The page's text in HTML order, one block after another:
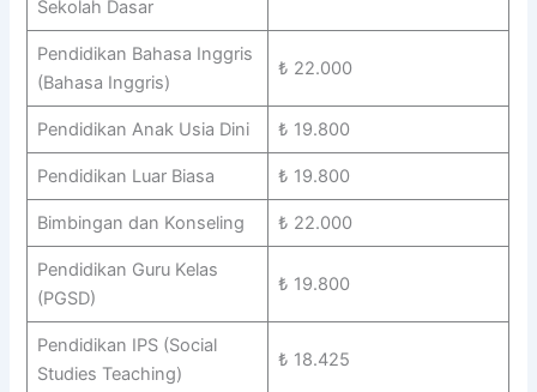
Sekolah Dasar
Pendidikan Bahasa Inggris
(Bahasa Inggris)
₺ 22.000
Pendidikan Anak Usia Dini ₺ 19.800
Pendidikan Luar Biasa ₺ 19.800
Bimbingan dan Konseling ₺ 22.000
Pendidikan Guru Kelas
(PGSD)
₺ 19.800
Pendidikan IPS (Social
Studies Teaching)
₺ 18.425